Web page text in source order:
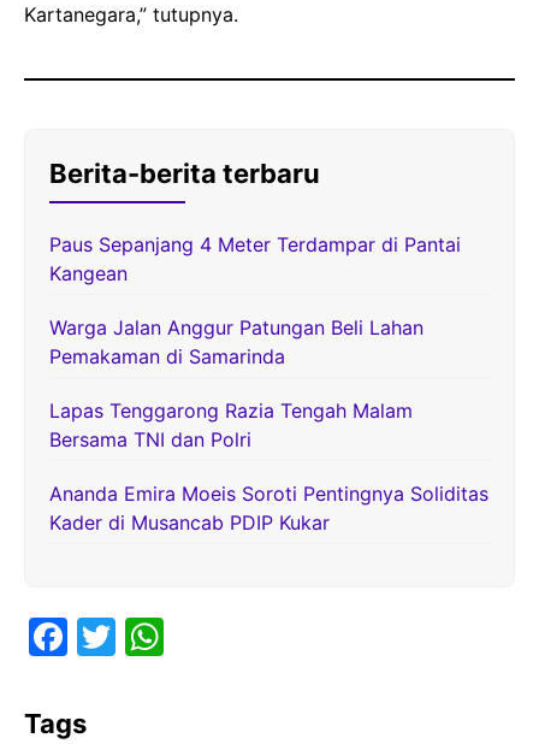
Kartanegara,” tutupnya.
Berita-berita terbaru
Paus Sepanjang 4 Meter Terdampar di Pantai
Kangean
Warga Jalan Anggur Patungan Beli Lahan
Pemakaman di Samarinda
Lapas Tenggarong Razia Tengah Malam
Bersama TNI dan Polri
Ananda Emira Moeis Soroti Pentingnya Soliditas
Kader di Musancab PDIP Kukar
F
c
T
Tags